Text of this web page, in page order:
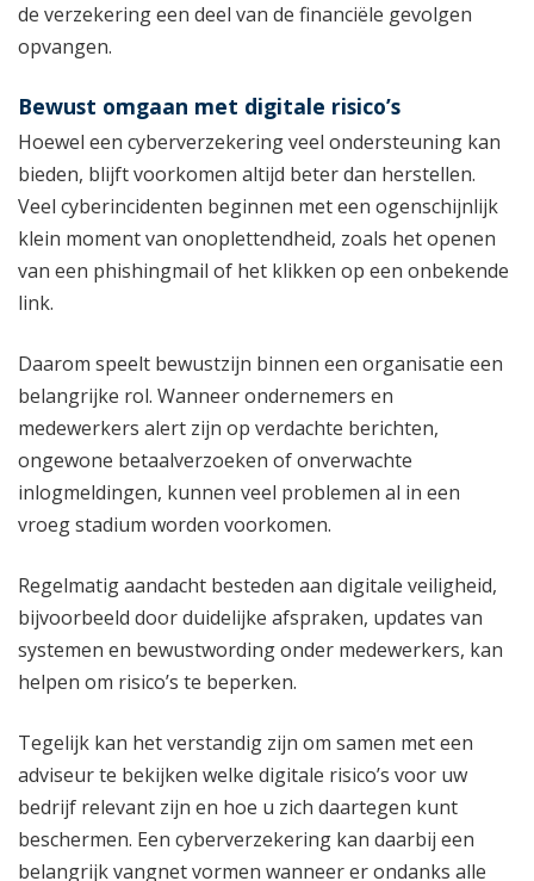
de verzekering een deel van de financiële gevolgen
opvangen.
Bewust omgaan met digitale risico’s
Hoewel een cyberverzekering veel ondersteuning kan
bieden, blijft voorkomen altijd beter dan herstellen.
Veel cyberincidenten beginnen met een ogenschijnlijk
klein moment van onoplettendheid, zoals het openen
van een phishingmail of het klikken op een onbekende
link.
Daarom speelt bewustzijn binnen een organisatie een
belangrijke rol. Wanneer ondernemers en
medewerkers alert zijn op verdachte berichten,
ongewone betaalverzoeken of onverwachte
inlogmeldingen, kunnen veel problemen al in een
vroeg stadium worden voorkomen.
Regelmatig aandacht besteden aan digitale veiligheid,
bijvoorbeeld door duidelijke afspraken, updates van
systemen en bewustwording onder medewerkers, kan
helpen om risico’s te beperken.
Tegelijk kan het verstandig zijn om samen met een
adviseur te bekijken welke digitale risico’s voor uw
bedrijf relevant zijn en hoe u zich daartegen kunt
beschermen. Een cyberverzekering kan daarbij een
belangrijk vangnet vormen wanneer er ondanks alle